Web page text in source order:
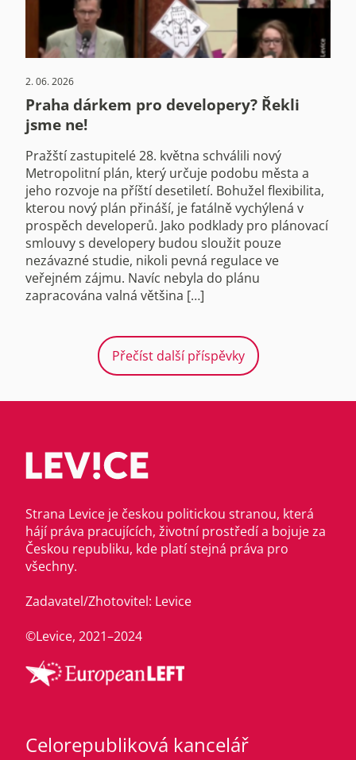
2. 06. 2026
Praha dárkem pro developery? Řekli
jsme ne!
Pražští zastupitelé 28. května schválili nový
Metropolitní plán, který určuje podobu města a
jeho rozvoje na příští desetiletí. Bohužel flexibilita,
kterou nový plán přináší, je fatálně vychýlená v
prospěch developerů. Jako podklady pro plánovací
smlouvy s developery budou sloužit pouze
nezávazné studie, nikoli pevná regulace ve
veřejném zájmu. Navíc nebyla do plánu
zapracována valná většina […]
Přečíst další příspěvky
Strana Levice je českou politickou stranou, která
hájí práva pracujících, životní prostředí a bojuje za
Českou republiku, kde platí stejná práva pro
všechny.
Zadavatel/Zhotovitel: Levice
©Levice, 2021–2024
Celorepubliková kancelář